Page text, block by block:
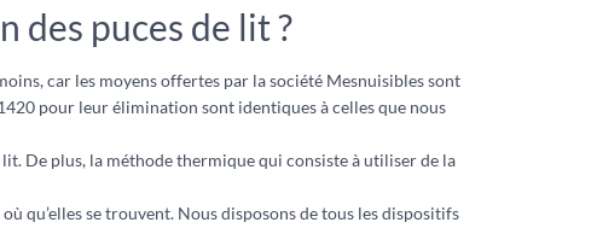
des puces de lit ?
car les moyens offertes par la société Mesnuisibles sont
pour leur élimination sont identiques à celles que nous
De plus, la méthode thermique qui consiste à utiliser de la
qu’elles se trouvent. Nous disposons de tous les dispositifs